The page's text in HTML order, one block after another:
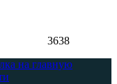
3638
на главную